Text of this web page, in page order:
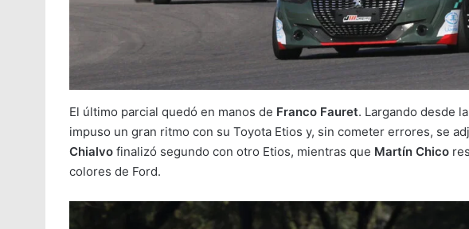
El último parcial quedó en manos de Franco Fauret. Largando desde
impuso un gran ritmo con su Toyota Etios y, sin cometer errores, se
Chialvo finalizó segundo con otro Etios, mientras que Martín Chico
colores de Ford.